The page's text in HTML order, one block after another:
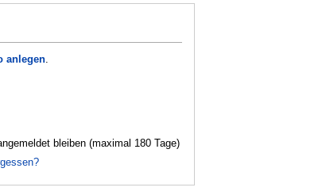
anlegen.
bleiben (maximal 180 Tage)